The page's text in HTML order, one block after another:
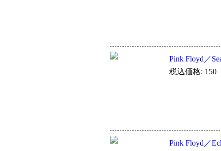
Pink Floyd／
税込価格: 150
Pink Floyd／